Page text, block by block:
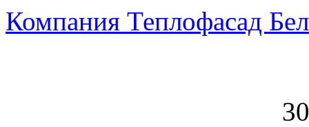
Компания Теплофасад